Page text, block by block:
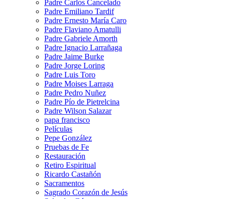
Padre Carlos Cancelado
Padre Emiliano Tardif
Padre Ernesto María Caro
Padre Flaviano Amatulli
Padre Gabriele Amorth
Padre Ignacio Larrañaga
Padre Jaime Burke
Padre Jorge Loring
Padre Luis Toro
Padre Moises Larraga
Padre Pedro Nuñez
Padre Pío de Pietrelcina
Padre Wilson Salazar
papa francisco
Películas
Pepe González
Pruebas de Fe
Restauración
Retiro Espiritual
Ricardo Castañón
Sacramentos
Sagrado Corazón de Jesús